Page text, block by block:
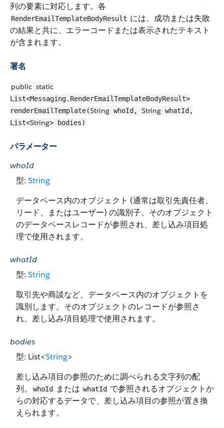
列の要素に対応します。各
RenderEmailTemplateBodyResult には、成功または失敗
の結果と共に、エラーコードまたは表示されたテキスト
が含まれます。
署名
public static
List<Messaging.RenderEmailTemplateBodyResult>
renderEmailTemplate(String whoId, String whatId,
List<String> bodies)
パラメーター
whoId
型: String
データベース内のオブジェクト (通常は取引先責任者、
リード、またはユーザー) の識別子。そのオブジェクト
のデータベースレコードが参照され、差し込み項目処
理で使用されます。
whatId
型: String
取引先や商談など、データベース内のオブジェクトを
識別します。そのオブジェクトのレコードが参照さ
れ、差し込み項目処理で使用されます。
bodies
型: List<String>
差し込み項目の参照のために調べられる文字列の配
列。
whoId または whatId で参照されるオブジェクトか
らの対応するデータで、差し込み項目の参照が置き換
えられます。